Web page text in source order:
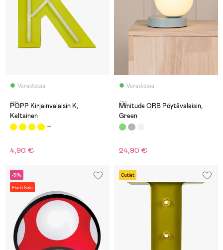
Varastossa
(11)
POPP Kirjainvalaisin K,
Keltainen
4,90 €
Varastossa
(0)
Minitude ORB Pöytävalaisin,
Green
24,90 €
-31%
Flash Sale
Outlet